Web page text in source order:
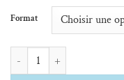
Format
quantité de Huile
Alternative: